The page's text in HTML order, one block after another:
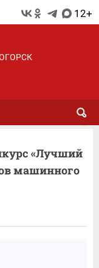
12+
«Лучший
машинного